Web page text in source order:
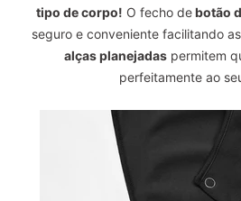
tipo de corpo! O fecho debotão
seguro e conveniente facilitando
alças planejadaspermitem
perfeitamente ao